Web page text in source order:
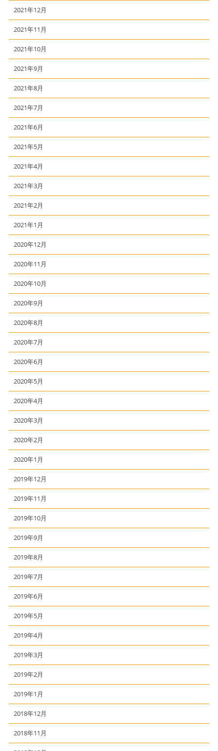
2021年12月
2021年11月
2021年10月
2021年9月
2021年8月
2021年7月
2021年6月
2021年5月
2021年4月
2021年3月
2021年2月
2021年1月
2020年12月
2020年11月
2020年10月
2020年9月
2020年8月
2020年7月
2020年6月
2020年5月
2020年4月
2020年3月
2020年2月
2020年1月
2019年12月
2019年11月
2019年10月
2019年9月
2019年8月
2019年7月
2019年6月
2019年5月
2019年4月
2019年3月
2019年2月
2019年1月
2018年12月
2018年11月